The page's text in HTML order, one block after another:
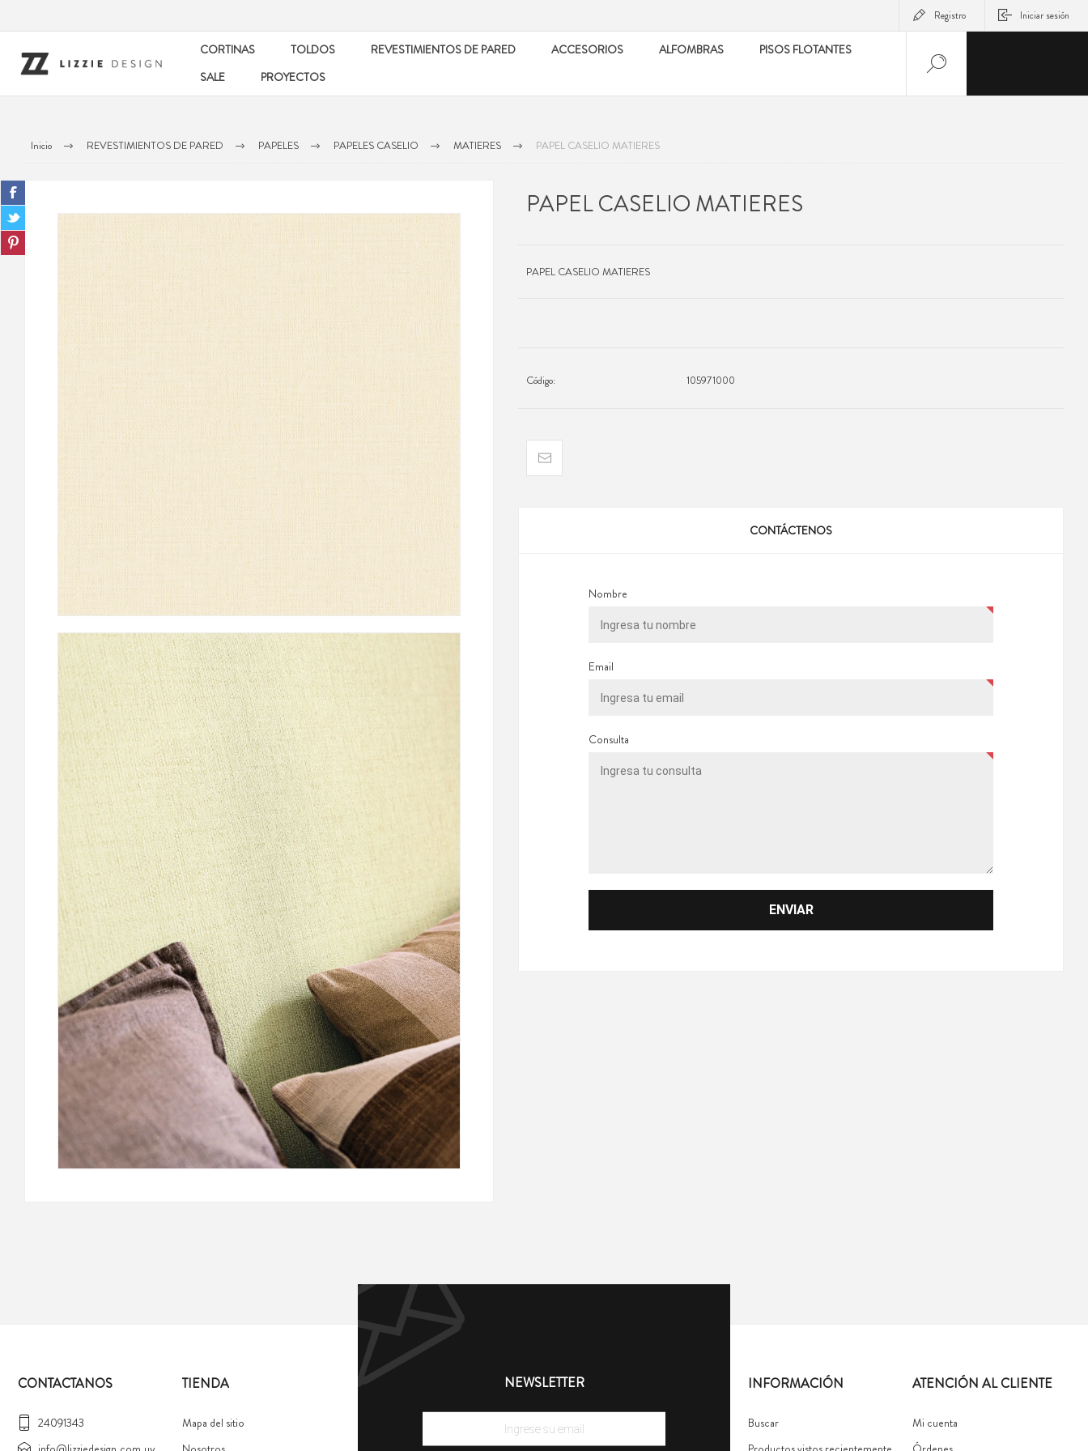
Registro Iniciar sesión
CORTINAS TOLDOS REVESTIMIENTOS DE PARED ACCESORIOS ALFOMBRAS
PISOS FLOTANTES
SALE
PROYECTOS
Inicio REVESTIMIENTOS DE PARED PAPELES PAPELES CASELIO MATIERES PAPEL CASELIO MATIERES
PAPEL CASELIO MATIERES
PAPEL CASELIO MATIERES
Código: 105971000
CONTÁCTENOS
Nombre
Email
Consulta
NEWSLETTER
CONTACTANOS
24091343
TIENDA
Mapa del sitio
INFORMACIÓN
Buscar
ATENCIÓN AL CLIENTE
Mi cuenta